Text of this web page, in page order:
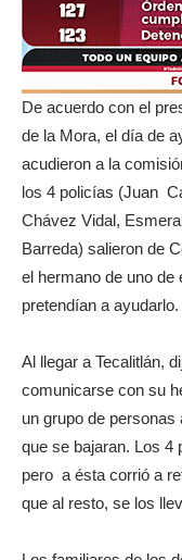
De acuerdo con el
de la Mora, el día de
acudieron a la
los 4 policías (Juan
Chávez Vidal,
Barreda) salieron de
el hermano de uno de
pretendían a ayudarlo.
Al llegar a Tecalitlán,
comunicarse con su
un grupo de
que se bajaran. Los 4
pero a ésta corrió a
que al resto, se los